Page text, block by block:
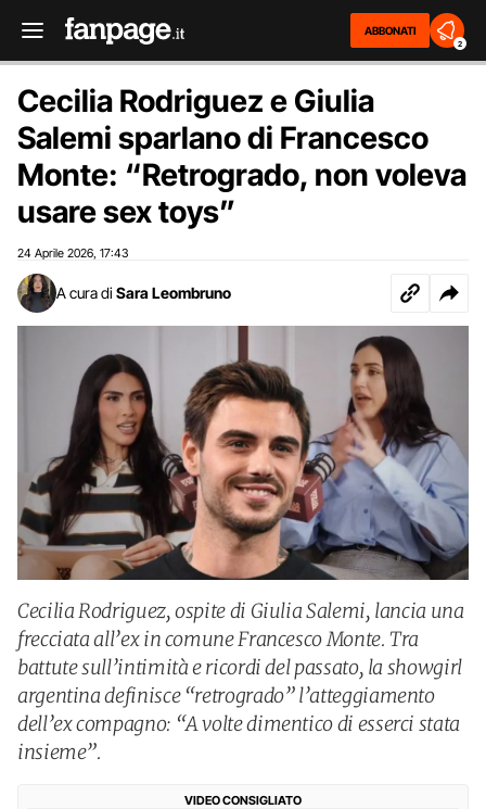
ABBONATI
2
Cecilia Rodriguez e Giulia
Salemi sparlano di Francesco
Monte: “Retrogrado, non voleva
usare sex toys”
24 Aprile 2026 17:43
A cura di Sara Leombruno
Cecilia Rodriguez, ospite di Giulia Salemi, lancia una
frecciata all’ex in comune Francesco Monte. Tra
battute sull’intimità e ricordi del passato, la showgirl
argentina definisce “retrogrado” l’atteggiamento
dell’ex compagno: “A volte dimentico di esserci stata
insieme”.
VIDEO CONSIGLIATO